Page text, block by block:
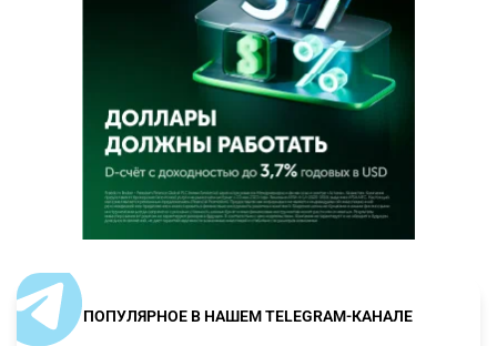
ПОПУЛЯРНОЕ В НАШЕМ TELEGRAM-КАНАЛЕ